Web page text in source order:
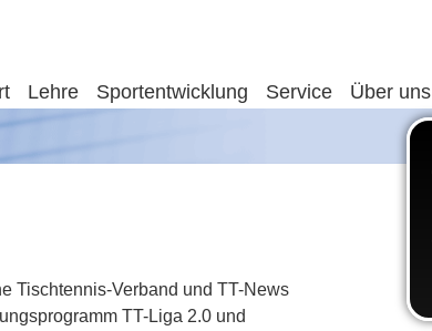
Lehre Sportentwicklung Service Über uns
Tischtennis-Verband und TT-News
TT-Liga 2.0 und